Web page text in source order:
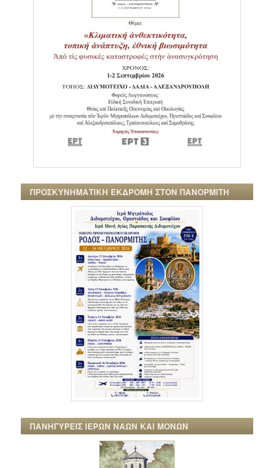
ΠΡΟΣΚΥΝΗΜΑΤΙΚΗ ΕΚΔΡΟΜΗ ΣΤΟΝ ΠΑΝΟΡΜΙΤΗ
ΠΑΝΗΓΥΡΕΙΣ ΙΕΡΩΝ ΝΑΩΝ ΚΑΙ ΜΟΝΩΝ